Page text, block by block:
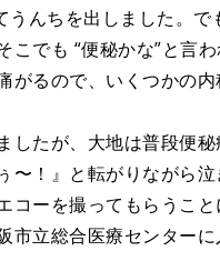
んちを出しました。
でも “便秘かな”と言
るので、いくつかの
たが、大地は普段便
〜！』と転がりながら
コーを撮ってもらうこ
立総合医療センター